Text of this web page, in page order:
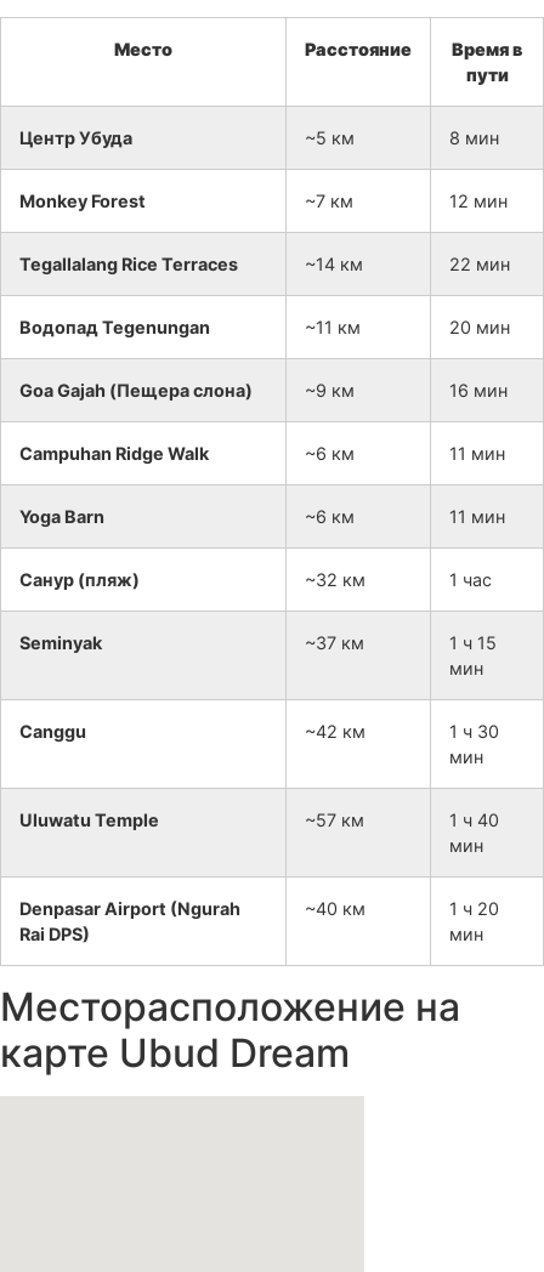
Место Расстояние
Время в
пути
Центр Убуда ~5 км 8 мин
Monkey Forest ~7 км 12 мин
Tegallalang Rice Terraces ~14 км 22 мин
Водопад Tegenungan ~11 км 20 мин
Goa Gajah (Пещера слона) ~9 км 16 мин
Campuhan Ridge Walk ~6 км 11 мин
Yoga Barn ~6 км 11 мин
Санур (пляж) ~32 км 1 час
Seminyak ~37 км
1 ч 15
мин
Canggu ~42 км
1 ч 30
мин
Uluwatu Temple ~57 км
1 ч 40
мин
Denpasar Airport (Ngurah
Rai DPS)
~40 км
1 ч 20
мин
Месторасположение на
карте Ubud Dream